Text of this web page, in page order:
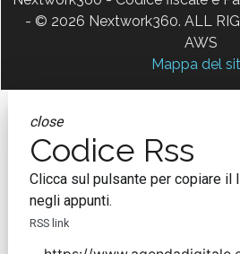
- © 2026 Nextwork360. ALL
AWS
Mappa del
close
Codice Rss
Clicca sul pulsante per copiare il
negli appunti.
RSS link